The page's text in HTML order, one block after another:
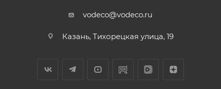
vodeco@vodeco.ru
Казань, Тихорецкая улица, 19